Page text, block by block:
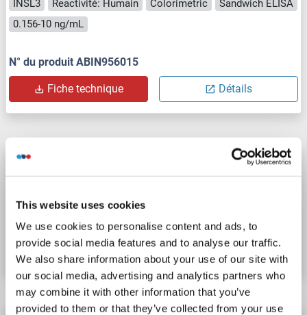
This website uses cookies
We use cookies to personalise content and ads, to
provide social media features and to analyse our traffic.
We also share information about your use of our site with
our social media, advertising and analytics partners who
may combine it with other information that you’ve
provided to them or that they’ve collected from your use
INSL3 Reactivité: Humain Colorimetric
Sandwich ELISA
0.156-10 ng/mL
N° du produit ABIN956015
Fiche technique Détails
INSL3 Kit ELISA
N° du produit ABIN454561
Fiche technique Détails